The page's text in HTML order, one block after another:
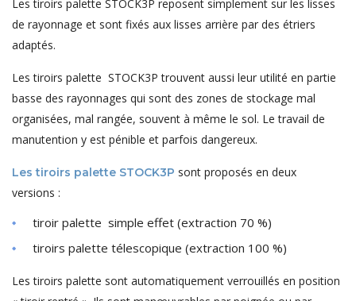
Les tiroirs palette STOCK3P reposent simplement sur les lisses
de rayonnage et sont fixés aux lisses arrière par des étriers
adaptés.
Les tiroirs palette STOCK3P trouvent aussi leur utilité en partie
basse des rayonnages qui sont des zones de stockage mal
organisées, mal rangée, souvent à même le sol. Le travail de
manutention y est pénible et parfois dangereux.
Les tiroirs palette STOCK3P sont proposés en deux
versions :
tiroir palette simple effet (extraction 70 %)
tiroirs palette télescopique (extraction 100 %)
Les tiroirs palette sont automatiquement verrouillés en position